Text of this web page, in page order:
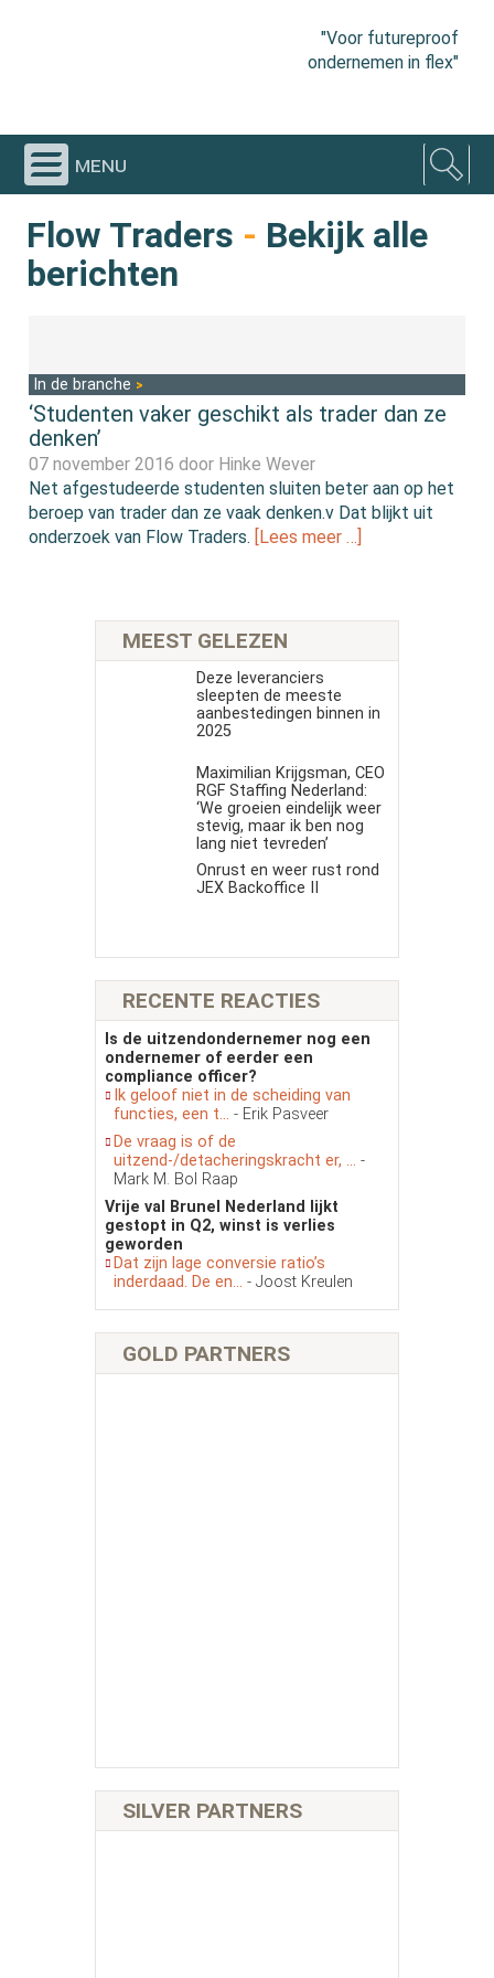
"Voor futureproof
ondernemen in flex"
menu
Flow Traders - Bekijk alle
berichten
In de branche
‘Studenten vaker geschikt als trader dan ze
denken’
07 november 2016 door Hinke Wever
Net afgestudeerde studenten sluiten beter aan op het
beroep van trader dan ze vaak denken.v Dat blijkt uit
onderzoek van Flow Traders. [Lees meer …]
MEEST GELEZEN
Deze leveranciers
sleepten de meeste
aanbestedingen binnen in
2025
Maximilian Krijgsman, CEO
RGF Staffing Nederland:
‘We groeien eindelijk weer
stevig, maar ik ben nog
lang niet tevreden’
Onrust en weer rust rond
JEX Backoffice II
RECENTE REACTIES
Is de uitzendondernemer nog een
ondernemer of eerder een
compliance officer?
Ik geloof niet in de scheiding van
functies, een t... - Erik Pasveer
De vraag is of de
uitzend-/detacheringskracht er, ... -
Mark M. Bol Raap
Vrije val Brunel Nederland lijkt
gestopt in Q2, winst is verlies
geworden
Dat zijn lage conversie ratio’s
inderdaad. De en... - Joost Kreulen
GOLD PARTNERS
SILVER PARTNERS